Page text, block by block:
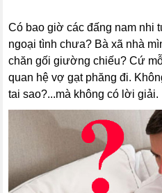
Có bao giờ các đấng nam nhi
ngoại tình chưa? Bà xã nhà
chăn gối giường chiếu? Cứ
quan hệ vợ gạt phăng đi.
tai sao?...mà không có lời giải.